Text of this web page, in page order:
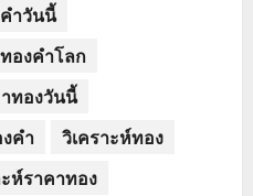
ำวันนี้
องคำโลก
ทองวันนี้
คำ
วิเคราะห์ทอง
ห์ราคาทอง